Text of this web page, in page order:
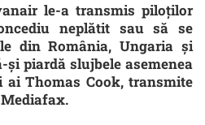
le-a transmis piloţilor
neplătit sau să se
din România, Ungaria şi
piardă slujbele asemenea
ai Thomas Cook, transmite